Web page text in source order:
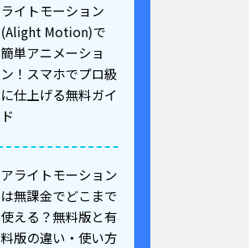
ライトモーション
(Alight Motion)で
簡単アニメーショ
ン！スマホでプロ級
に仕上げる無料ガイ
ド
アライトモーション
は無課金でどこまで
使える？無料版と有
料版の違い・使い方